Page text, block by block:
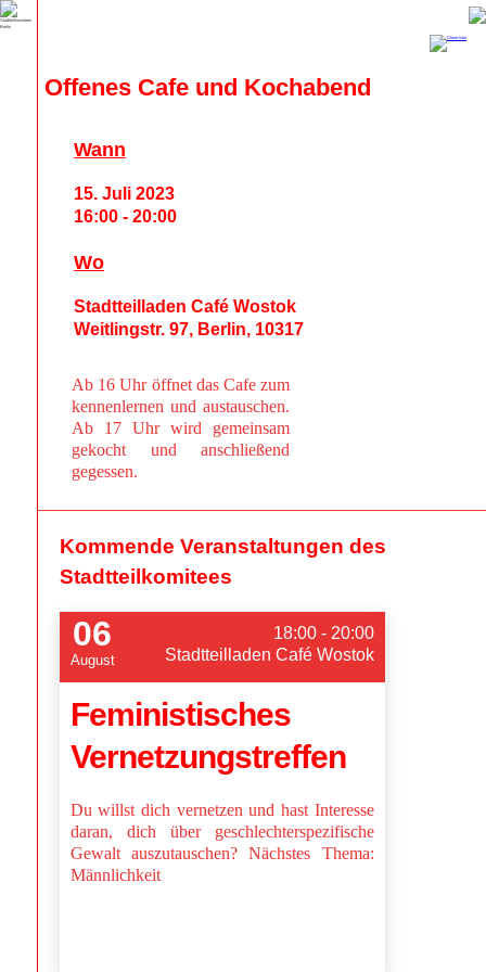
Offenes Cafe und Kochabend
Ab 16 Uhr öffnet das Cafe zum
kennenlernen und austauschen.
Ab 17 Uhr wird gemeinsam
gekocht und anschließend
gegessen.
Wann
15. Juli 2023
16:00 - 20:00
Wo
Stadtteilladen Café Wostok
Weitlingstr. 97, Berlin, 10317
Kommende Veranstaltungen des
Stadtteilkomitees
06
August
18:00 - 20:00
Stadtteilladen Café Wostok
Feministisches
Vernetzungstreffen
Du willst dich vernetzen und hast Interesse
daran, dich über geschlechterspezifische
Gewalt auszutauschen? Nächstes Thema:
Männlichkeit